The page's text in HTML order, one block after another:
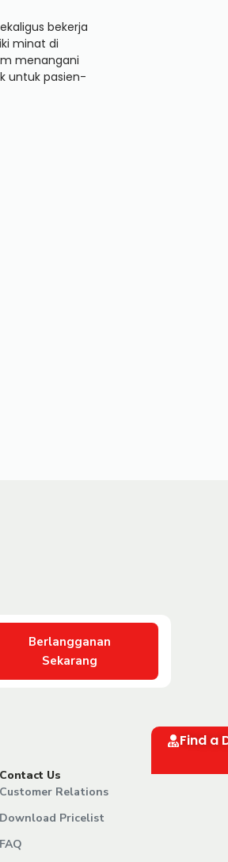
bekerja
minat di
menangani
untuk pasien-
Berlangganan
Sekarang
Contact Us
Customer Relations
Download Pricelist
FAQ
Find a